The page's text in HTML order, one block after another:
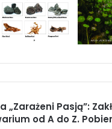
„Zarażeni Pasją”:
od A do Z.